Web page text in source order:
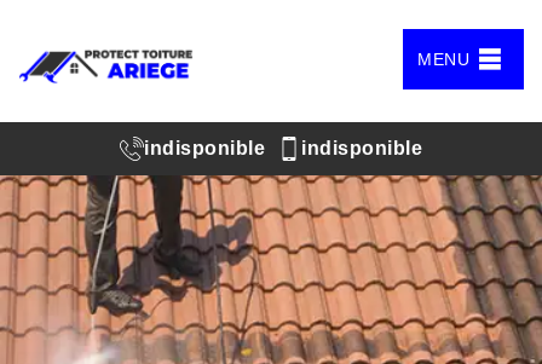
MENU
indisponible indisponible